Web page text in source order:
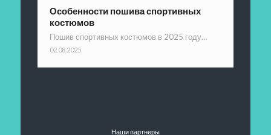
Особенности пошива спортивных
костюмов
Пошив спортивных костюмов в 2025 году…
02.08.2025
Наши партнеры